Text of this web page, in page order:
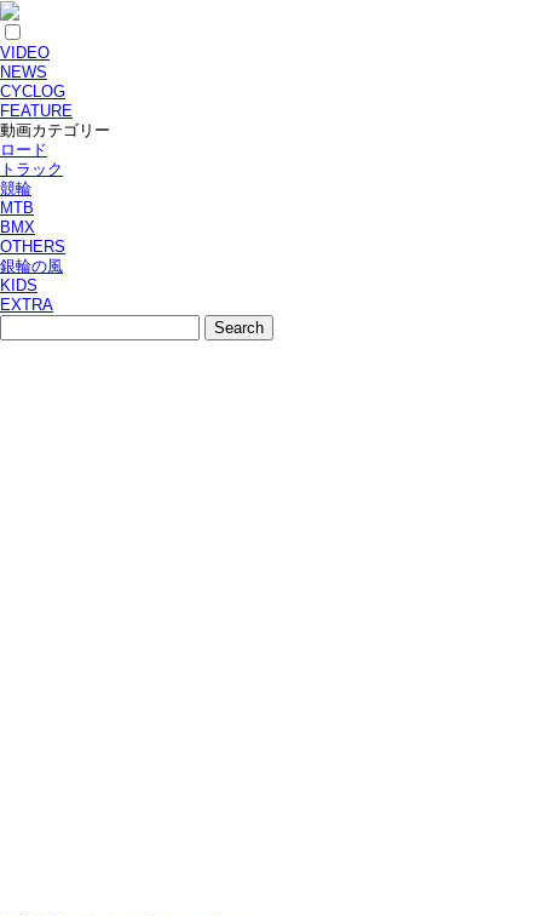
VIDEO
NEWS
CYCLOG
FEATURE
動画カテゴリー
ロード
トラック
競輪
MTB
BMX
OTHERS
銀輪の風
KIDS
EXTRA